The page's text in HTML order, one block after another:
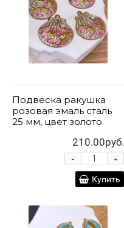
Подвеска ракушка
розовая эмаль сталь
25 мм, цвет золото
210.00руб.
+
-
Купить